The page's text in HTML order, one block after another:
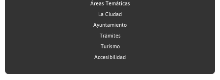
Áreas Temáticas
La Ciudad
Ayuntamiento
Trámites
Turismo
Accesibilidad